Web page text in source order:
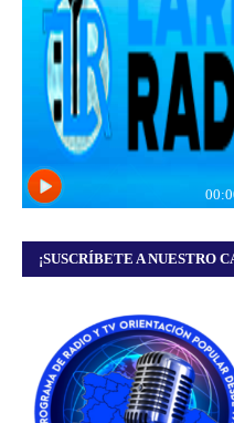
¡SUSCRÍBETE A NUESTRO